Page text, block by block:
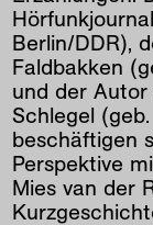
Berlin/DDR),
Faldbakken
und der
Schlegel
beschäftigen
Perspektive
Mies van der